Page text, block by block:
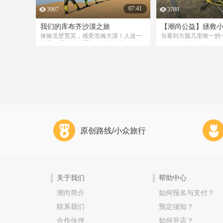
3907 07:41
我们的库布齐沙漠之旅
体验戈壁荒芜，感受浩瀚大漠！人这一
3789
【潮尚公益】拯救
能量
当看到方圆几里唯一的
原创路线/小众旅行
关于我们
潮尚简介
联系我们
合作伙伴
帮助中心
如何报名与支付？
预定须知？
如何开店？